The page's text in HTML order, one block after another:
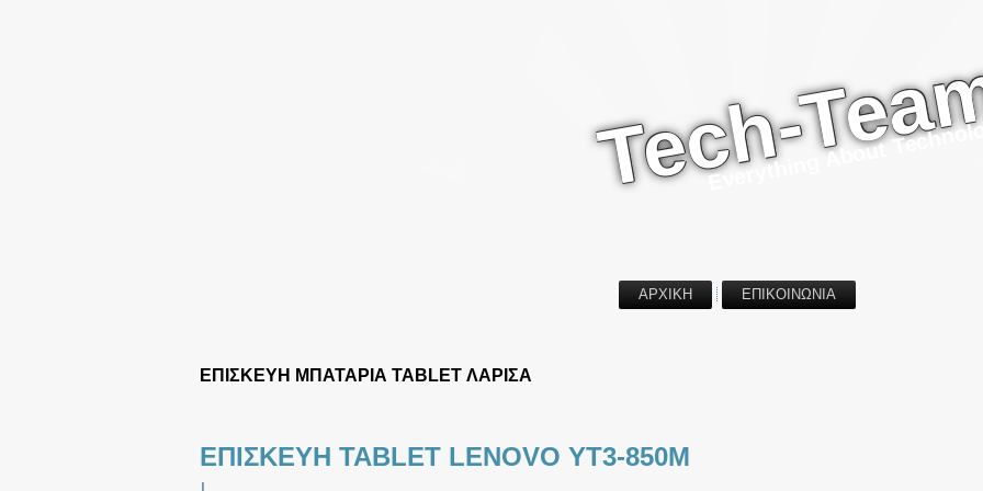
Tech-Everything About Technology
ΑΡΧΙΚΗ ΕΠΙΚΟΙΝΩΝΙΑ
ΕΠΙΣΚΕΥΗ ΜΠΑΤΑΡΙΑ TABLET ΛΑΡΙΣΑ
ΕΠΙΣΚΕΥΗ TABLET LENOVO YT3-850M